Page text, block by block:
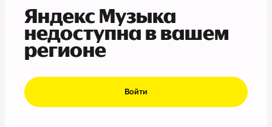
Яндекс Музыка
недоступна в вашем
регионе
Войти